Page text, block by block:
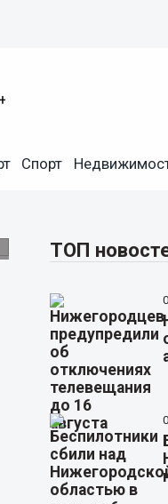
Спорт
ТОП